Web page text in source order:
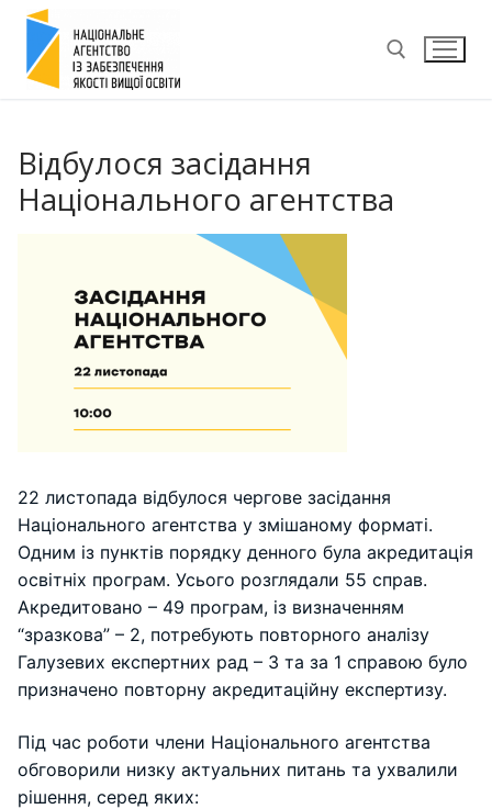
Перейти
вмісту
Відбулося засідання
Національного агентства
22 листопада відбулося чергове засідання
Національного агентства у змішаному форматі.
Одним із пунктів порядку денного була акредитація
освітніх програм. Усього розглядали 55 справ.
Акредитовано – 49 програм, із визначенням
“зразкова” – 2, потребують повторного аналізу
Галузевих експертних рад – 3 та за 1 справою було
призначено повторну акредитаційну експертизу.
Під час роботи члени Національного агентства
обговорили низку актуальних питань та ухвалили
рішення, серед яких: